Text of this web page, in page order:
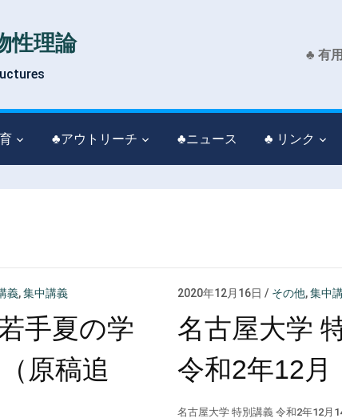
性理論 ♣ 有
♣アウトリーチ ♣ニュース ♣ リンク
義,集中講義
手夏の学
原稿追
2020年12月16日 / その他,集中
名古屋大学
令和2年12月
名古屋大学 特別講義 令和2年12